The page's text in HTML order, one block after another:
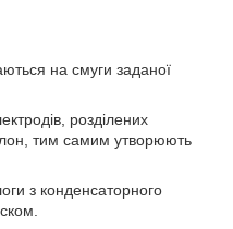
на смуги заданої
розділених
тим самим утворюють
з конденсаторного